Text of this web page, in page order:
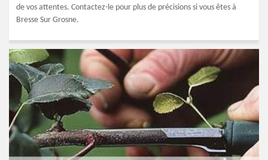
de vos attentes. Contactez-le pour plus de précisions si vous êtes à
Bresse Sur Grosne.